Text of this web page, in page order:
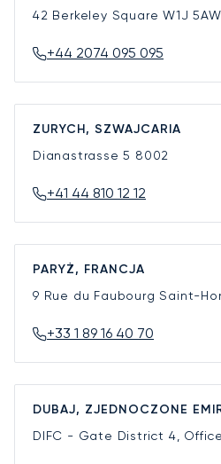
42 Berkeley SquareW1J 5AW
+44 2074 095 095
ZURYCH, SZWAJCARIA
Dianastrasse 5 8002
+41 44 810 12 12
PARYŻ, FRANCJA
9 Rue du Faubourg Saint-
+33 1 89 16 40 70
DUBAJ, ZJEDNOCZONE
DIFC - Gate District 4,